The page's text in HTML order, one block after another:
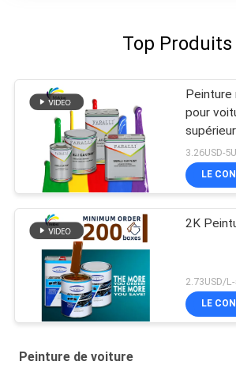
Top Produits
Peinture
pour
à
fading
3.26USD-
LE
2K
LE
Peinture de voiture